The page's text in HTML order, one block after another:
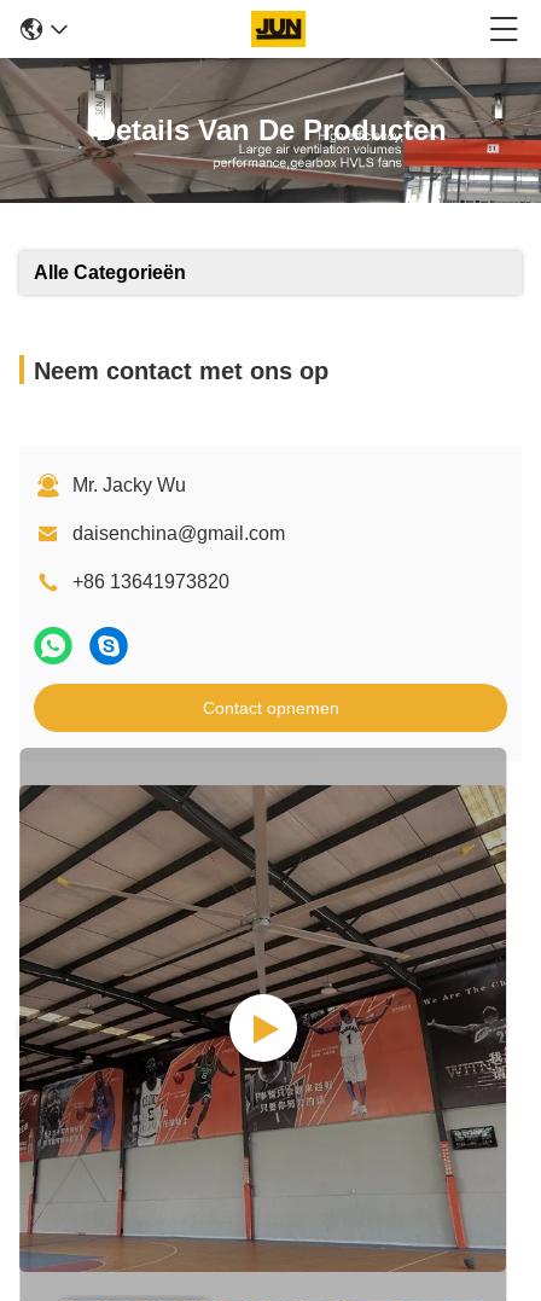
Details Van De Producten
Alle Categorieën
Neem contact met ons op
Mr. Jacky Wu
daisenchina@gmail.com
+86 13641973820
Contact opnemen